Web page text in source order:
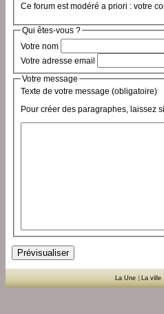
Ce forum est modéré a priori : votre
Qui êtes-vous ?
Votre nom
Votre adresse email
Votre message
Texte de votre message (obligatoire)
Pour créer des paragraphes, laissez
La Une La ville